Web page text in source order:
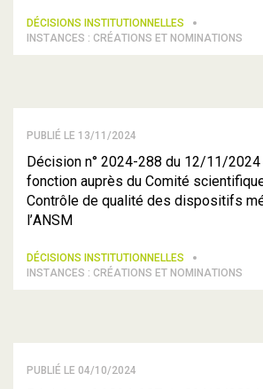
DÉCISIONS INSTITUTIONNELLES
INSTANCES : CRÉATIONS ET NOMINATIONS
PUBLIÉ LE 13/11/2024
Décision n° 2024-288 du 12/11/
fonction auprès du Comité
Contrôle de qualité des dispositifs
l’ANSM
DÉCISIONS INSTITUTIONNELLES
INSTANCES : CRÉATIONS ET NOMINATIONS
PUBLIÉ LE 04/10/2024